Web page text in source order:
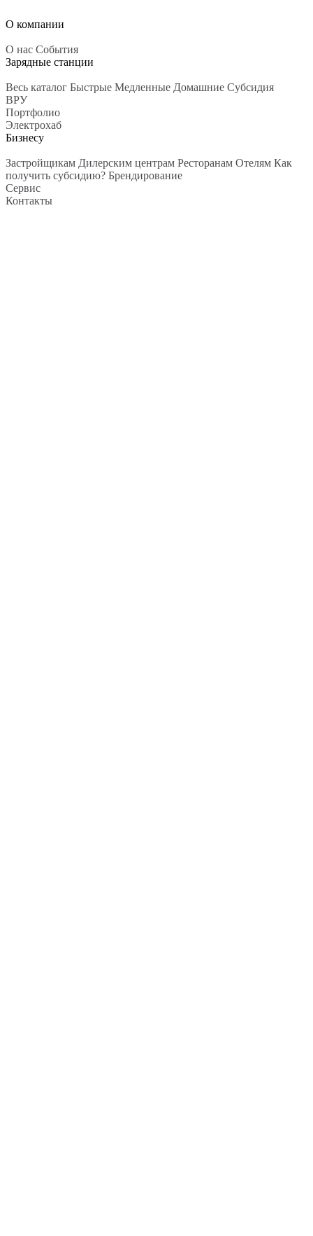
О компании
О нас События
Зарядные станции
Весь каталог Быстрые Медленные Домашние Субсидия
ВРУ
Портфолио
Электрохаб
Бизнесу
Застройщикам Дилерским центрам Ресторанам Отелям Как
получить субсидию? Брендирование
Сервис
Контакты